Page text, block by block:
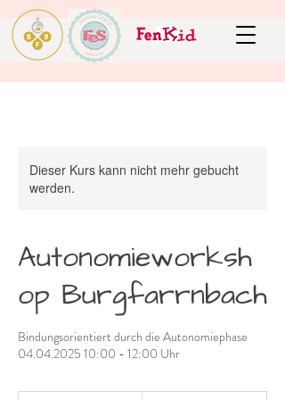
Dieser Kurs kann nicht mehr gebucht
werden.
Autonomieworksh
op Burgfarrnbach
Bindungsorientiert durch die Autonomiephase
04.04.2025 10:00 - 12:00 Uhr